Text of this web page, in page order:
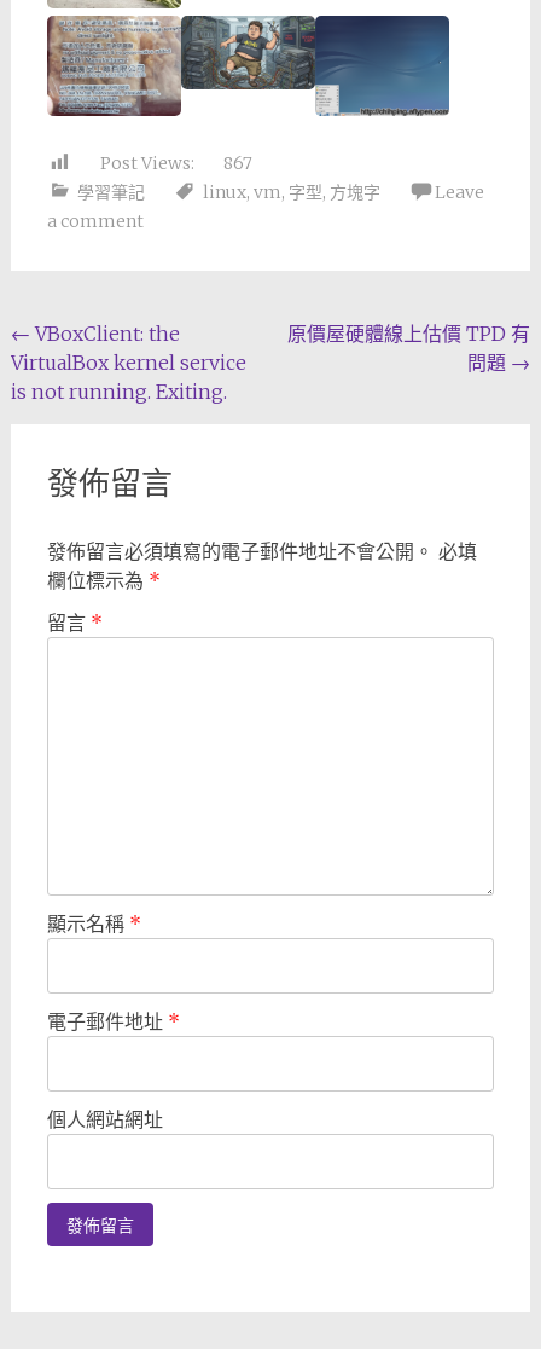
Post Views:
867
學習筆記
linux, vm, 字型, 方塊字
Leave
a comment
Post
navigation
← VBoxClient: the
VirtualBox kernel service
is not running. Exiting.
原價屋硬體線上估價 TPD 有
問題 →
發佈留言
發佈留言必須填寫的電子郵件地址不會公開。 必填
欄位標示為 *
留言 *
顯示名稱 *
電子郵件地址 *
個人網站網址